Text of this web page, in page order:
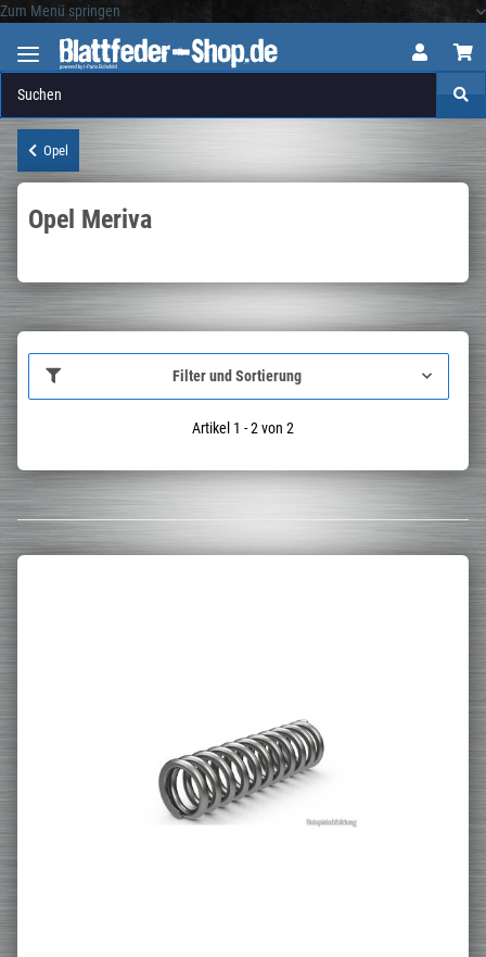
Zum Menü springen
Opel
Opel Meriva
Filter und Sortierung
Artikel 1 - 2 von 2